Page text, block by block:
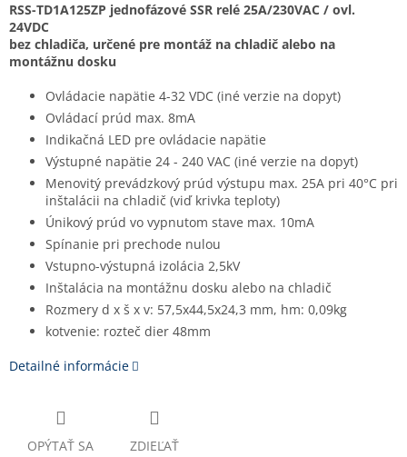
RSS-TD1A125ZP jednofázové SSR relé 25A/230VAC / ovl.
24VDC
bez chladiča, určené pre montáž na chladič alebo na
montážnu dosku
Ovládacie napätie 4-32 VDC (iné verzie na dopyt)
Ovládací prúd max. 8mA
Indikačná LED pre ovládacie napätie
Výstupné napätie 24 - 240 VAC (iné verzie na dopyt)
Menovitý prevádzkový prúd výstupu max. 25A pri 40°C pri
inštalácii na chladič (viď krivka teploty)
Únikový prúd vo vypnutom stave max. 10mA
Spínanie pri prechode nulou
Vstupno-výstupná izolácia 2,5kV
Inštalácia na montážnu dosku alebo na chladič
Rozmery d x š x v: 57,5x44,5x24,3 mm, hm: 0,09kg
kotvenie: rozteč dier 48mm
Detailné informácie
OPÝTAŤ SA ZDIEĽAŤ